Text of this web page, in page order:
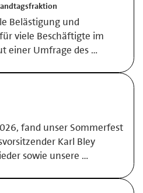
Belästigung und
viele Beschäftigte im
einer Umfrage des …
fand unser Sommerfest
Karl Bley
sowie unsere …